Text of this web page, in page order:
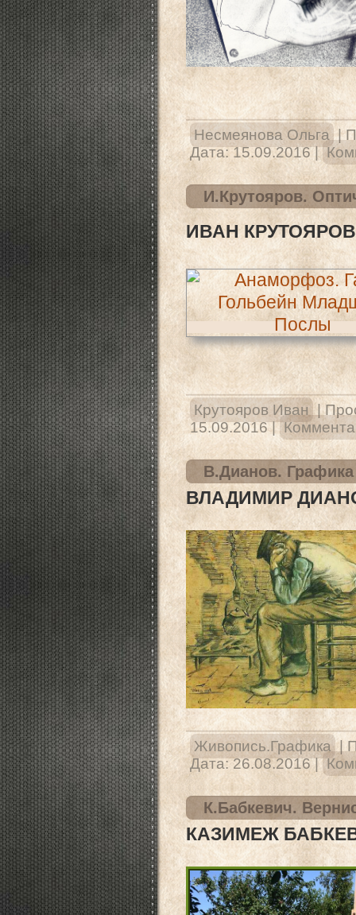
Несмеянова Ольга |
Дата: 15.09.2016 |
И.Крутояров.
ИВАН
Крутояров Иван |
15.09.2016 |
В.Дианов. Графика
ВЛАДИМИР
Живопись.Графика |
Дата: 26.08.2016 |
К.Бабкевич.
КАЗИМЕЖ